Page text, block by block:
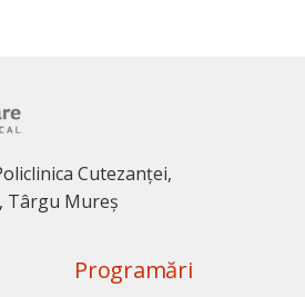
Cutezanței,
Târgu Mureș
Programări